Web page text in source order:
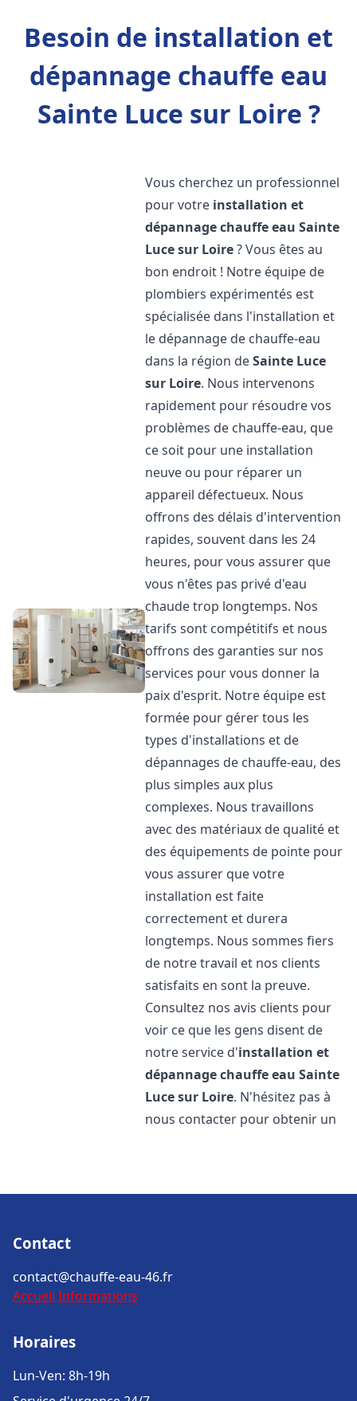
Besoin de installation et
dépannage chauffe eau
Sainte Luce sur Loire ?
Vous cherchez un professionnel
pour votre installation et
dépannage chauffe eau Sainte
Luce sur Loire? Vous êtes au
bon endroit ! Notre équipe de
plombiers expérimentés est
spécialisée dans l'installation et
le dépannage de chauffe-eau
dans la région deSainte Luce
sur Loire. Nous intervenons
rapidement pour résoudre vos
problèmes de chauffe-eau, que
ce soit pour une installation
neuve ou pour réparer un
appareil défectueux. Nous
offrons des délais d'intervention
rapides, souvent dans les 24
heures, pour vous assurer que
vous n'êtes pas privé d'eau
chaude trop longtemps. Nos
tarifs sont compétitifs et nous
offrons des garanties sur nos
services pour vous donner la
paix d'esprit. Notre équipe est
formée pour gérer tous les
types d'installations et de
dépannages de chauffe-eau, des
plus simples aux plus
complexes. Nous travaillons
avec des matériaux de qualité et
des équipements de pointe pour
vous assurer que votre
installation est faite
correctement et durera
longtemps. Nous sommes fiers
de notre travail et nos clients
satisfaits en sont la preuve.
Consultez nos avis clients pour
voir ce que les gens disent de
notre service d'installation et
dépannage chauffe eau Sainte
Luce sur Loire. N'hésitez pas à
nous contacter pour obtenir un
Contact
contact@chauffe-eau-46.fr
Accueil Informations
Horaires
Lun-Ven: 8h-19h